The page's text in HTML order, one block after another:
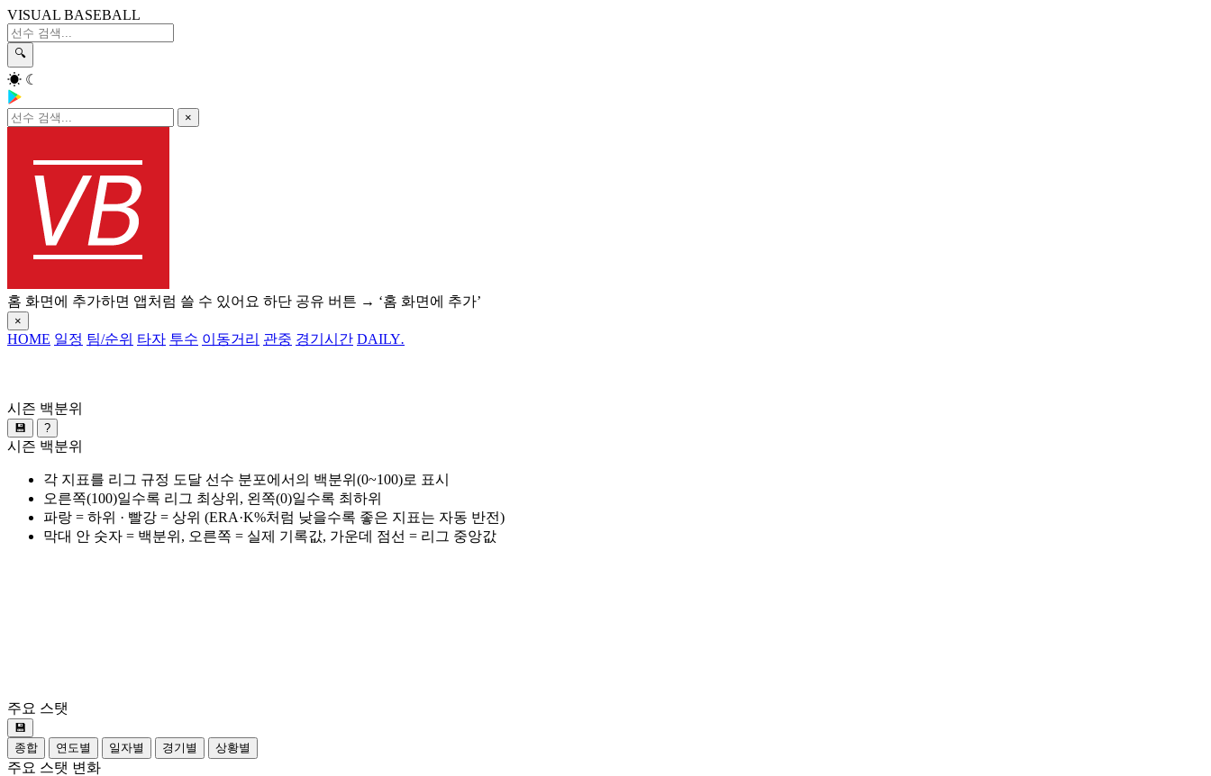
VISUAL BASEBALL
🔍
☀ ☾
×
홈 화면에 추가하면 앱처럼 쓸 수 있어요 하단 공유 버튼 → ‘홈 화면에 추가’
×
HOME 일정 팀/순위 타자 투수 이동거리 관중 경기시간 DAILY.
시즌 백분위
💾 ?
시즌 백분위
각 지표를 리그 규정 도달 선수 분포에서의 백분위(0~100)로 표시
오른쪽(100)일수록 리그 최상위, 왼쪽(0)일수록 최하위
파랑 = 하위 · 빨강 = 상위 (ERA·K%처럼 낮을수록 좋은 지표는 자동 반전)
막대 안 숫자 = 백분위, 오른쪽 = 실제 기록값, 가운데 점선 = 리그 중앙값
주요 스탯
💾
종합
연도별 일자별 경기별 상황별
주요 스탯 변화